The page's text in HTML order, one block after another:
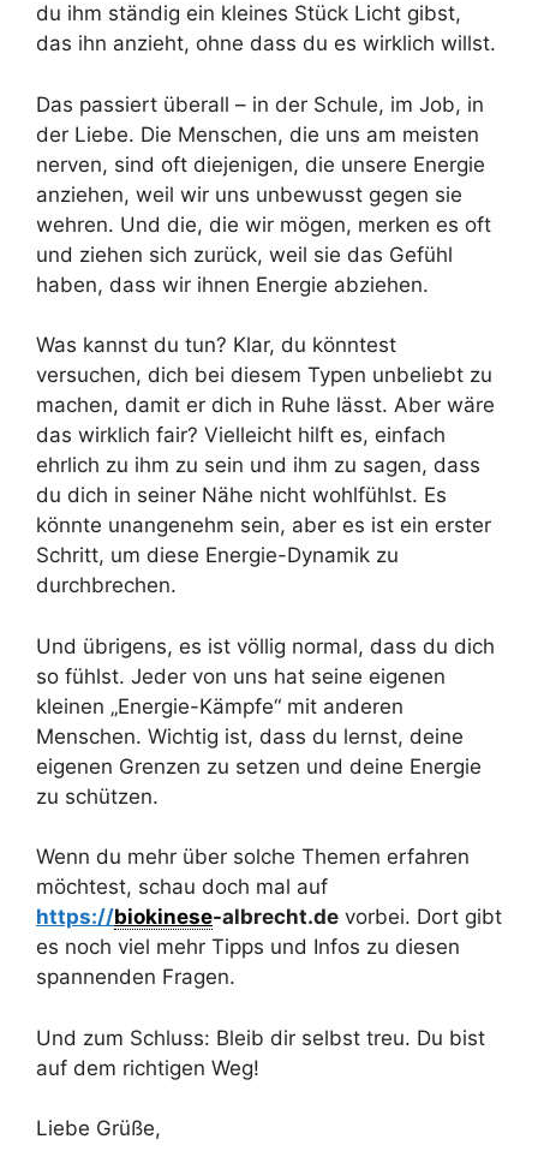
du ihm ständig ein kleines Stück Licht gibst,
das ihn anzieht, ohne dass du es wirklich willst.
Das passiert überall – in der Schule, im Job, in
der Liebe. Die Menschen, die uns am meisten
nerven, sind oft diejenigen, die unsere Energie
anziehen, weil wir uns unbewusst gegen sie
wehren. Und die, die wir mögen, merken es oft
und ziehen sich zurück, weil sie das Gefühl
haben, dass wir ihnen Energie abziehen.
Was kannst du tun? Klar, du könntest
versuchen, dich bei diesem Typen unbeliebt zu
machen, damit er dich in Ruhe lässt. Aber wäre
das wirklich fair? Vielleicht hilft es, einfach
ehrlich zu ihm zu sein und ihm zu sagen, dass
du dich in seiner Nähe nicht wohlfühlst. Es
könnte unangenehm sein, aber es ist ein erster
Schritt, um diese Energie-Dynamik zu
durchbrechen.
Und übrigens, es ist völlig normal, dass du dich
so fühlst. Jeder von uns hat seine eigenen
kleinen „Energie-Kämpfe“ mit anderen
Menschen. Wichtig ist, dass du lernst, deine
eigenen Grenzen zu setzen und deine Energie
zu schützen.
Wenn du mehr über solche Themen erfahren
möchtest, schau doch mal auf
https://biokinese-albrecht.de vorbei. Dort gibt
es noch viel mehr Tipps und Infos zu diesen
spannenden Fragen.
Und zum Schluss: Bleib dir selbst treu. Du bist
auf dem richtigen Weg!
Liebe Grüße,